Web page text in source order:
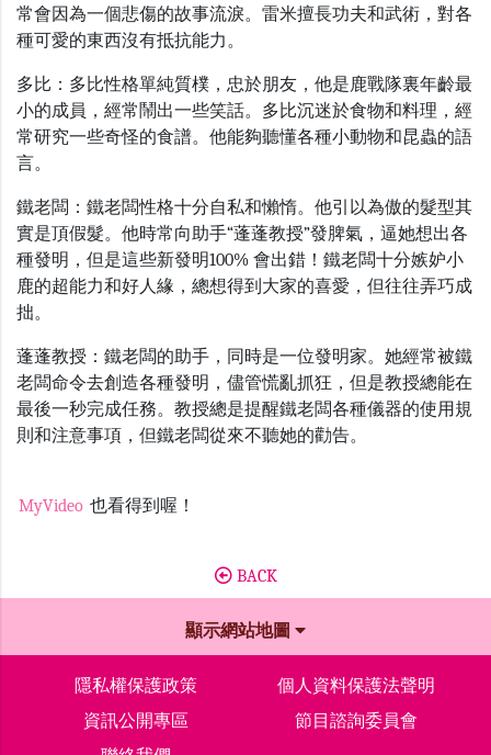
常會因為一個悲傷的故事流淚。雷米擅長功夫和武術，對各
種可愛的東西沒有抵抗能力。
多比：多比性格單純質樸，忠於朋友，他是鹿戰隊裏年齡最
小的成員，經常鬧出一些笑話。多比沉迷於食物和料理，經
常研究一些奇怪的食譜。他能夠聽懂各種小動物和昆蟲的語
言。
鐵老闆：鐵老闆性格十分自私和懶惰。他引以為傲的髮型其
實是頂假髮。他時常向助手“蓬蓬教授”發脾氣，逼她想出各
種發明，但是這些新發明100% 會出錯！鐵老闆十分嫉妒小
鹿的超能力和好人緣，總想得到大家的喜愛，但往往弄巧成
拙。
蓬蓬教授：鐵老闆的助手，同時是一位發明家。她經常被鐵
老闆命令去創造各種發明，儘管慌亂抓狂，但是教授總能在
最後一秒完成任務。教授總是提醒鐵老闆各種儀器的使用規
則和注意事項，但鐵老闆從來不聽她的勸告。
MyVideo 也看得到喔！
BACK
顯示網站地圖
隱私權保護政策
個人資料保護法聲明
資訊公開專區
節目諮詢委員會